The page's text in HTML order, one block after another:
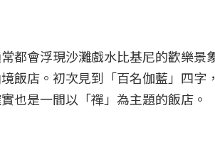
都會浮現沙灘戲水比基尼的歡樂
飯店。初次見到「百名伽藍」四
也是一間以「禪」為主題的飯店。